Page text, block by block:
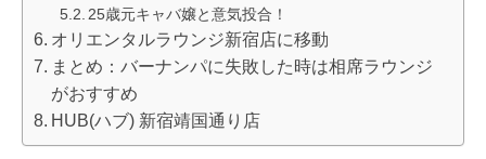
25歳元キャバ嬢と意気投合！
オリエンタルラウンジ新宿店に移動
まとめ：バーナンパに失敗した時は相席ラウンジ
がおすすめ
HUB(ハブ) 新宿靖国通り店